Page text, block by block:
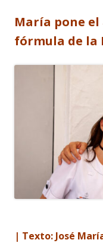
María pone
fórmula de la
| Texto: José